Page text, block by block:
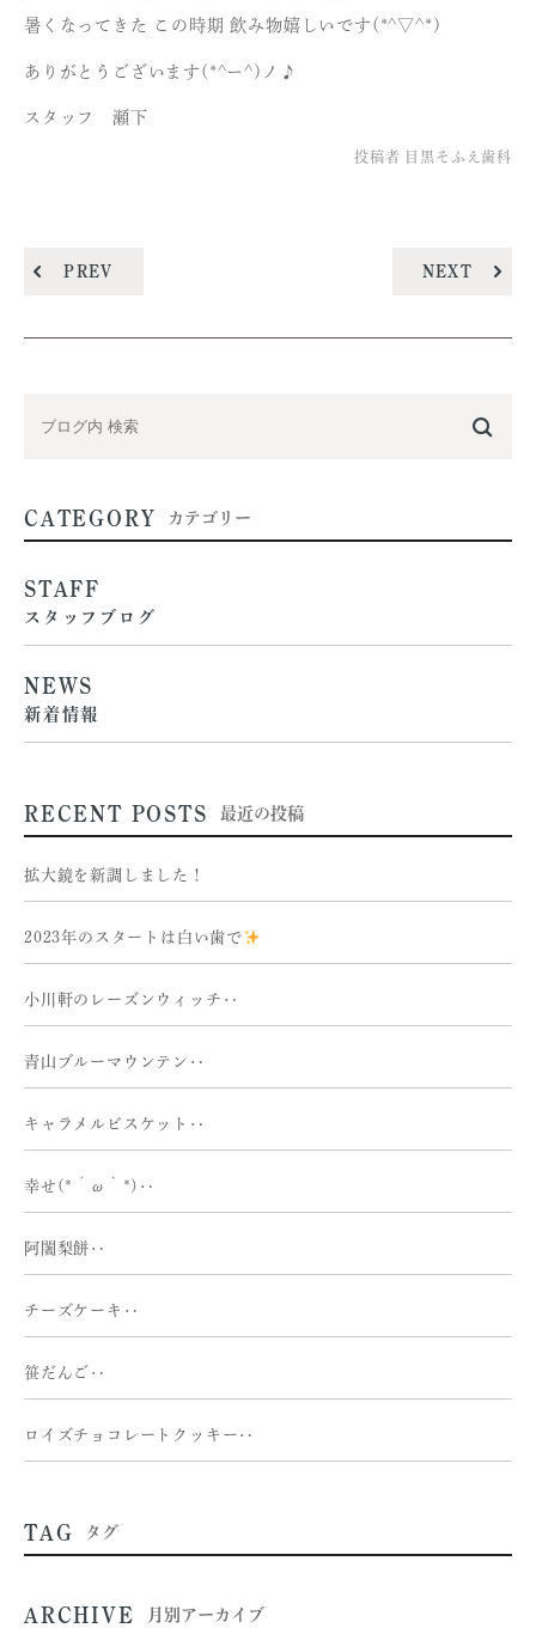
暑くなってきた この時期 飲み物嬉しいです(*^▽^*)
ありがとうございます(*^ー^)ノ♪
スタッフ 瀬下
投稿者 目黒そふえ歯科
PREV NEXT
CATEGORY カテゴリー
STAFF
スタッフブログ
NEWS
新着情報
RECENT POSTS 最近の投稿
拡大鏡を新調しました！
2023年のスタートは白い歯で
小川軒のレーズンウィッチ‥
青山ブルーマウンテン‥
キャラメルビスケット‥
幸せ(*´ω｀*)‥
阿闍梨餅‥
チーズケーキ‥
笹だんご‥
ロイズチョコレートクッキー‥
TAG タグ
ARCHIVE 月別アーカイブ